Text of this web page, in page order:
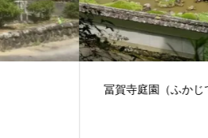
冨賀寺庭園（ふかじ